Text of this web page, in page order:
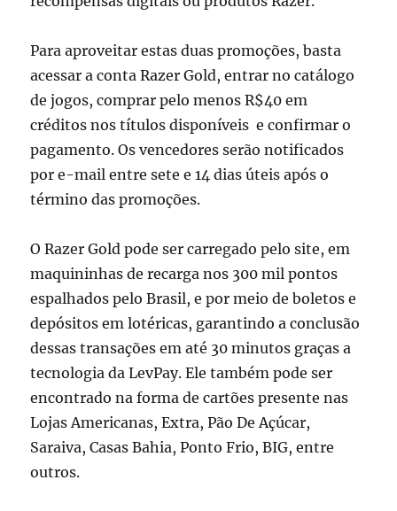
Para aproveitar estas duas promoções, basta
acessar a conta Razer Gold, entrar no catálogo
de jogos, comprar pelo menos R$40 em
créditos nos títulos disponíveis e confirmar o
pagamento. Os vencedores serão notificados
por e-mail entre sete e 14 dias úteis após o
término das promoções.
O Razer Gold pode ser carregado pelo site, em
maquininhas de recarga nos 300 mil pontos
espalhados pelo Brasil, e por meio de boletos e
depósitos em lotéricas, garantindo a conclusão
dessas transações em até 30 minutos graças a
tecnologia da LevPay. Ele também pode ser
encontrado na forma de cartões presente nas
Lojas Americanas, Extra, Pão De Açúcar,
Saraiva, Casas Bahia, Ponto Frio, BIG, entre
outros.